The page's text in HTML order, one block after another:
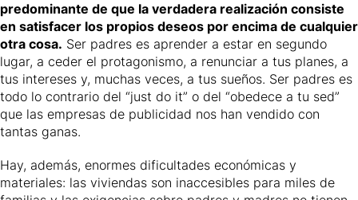
predominante de que la verdadera realización consiste
en satisfacer los propios deseos por encima de cualquier
otra cosa. Ser padres es aprender a estar en segundo
lugar, a ceder el protagonismo, a renunciar a tus planes, a
tus intereses y, muchas veces, a tus sueños. Ser padres es
todo lo contrario del “just do it” o del “obedece a tu sed”
que las empresas de publicidad nos han vendido con
tantas ganas.
Hay, además, enormes dificultades económicas y
materiales: las viviendas son inaccesibles para miles de